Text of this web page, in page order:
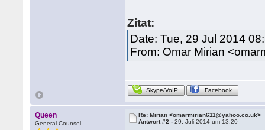
Zitat:
Date: Tue, 29 Jul 2014
From: Omar Mirian
Skype/VoIP Facebook
Queen
General Counsel
Re: Mirian <omarmirian611@yahoo.co.uk>
Antwort #2 -29. Juli 2014 um 13:20